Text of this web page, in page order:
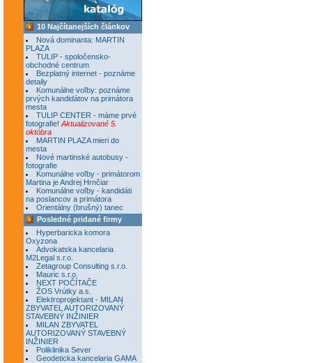
10 Najčítanejších článkov
Nová dominanta: MARTIN
PLAZA
TULIP - spoločensko-
obchodné centrum
Bezplatný internet - poznáme
detaily
Komunálne voľby: poznáme
prvých kandidátov na primátora
mesta
TULIP CENTER - máme prvé
fotografie! Aktualizované 5.
októbra
MARTIN PLAZA mieri do
mesta
Nové martinské autobusy -
fotografie
Komunálne voľby - primátorom
Martina je Andrej Hrnčiar
Komunálne voľby - kandidáti
na poslancov a primátora
Orientálny (brušný) tanec
Posledné pridané firmy
Hyperbaricka komora
Oxyzona
Advokatska kancelaria
M2Legal s.r.o.
Zetagroup Consulting s.r.o.
Mauric s.r.o.
NEXT POČÍTAČE
ŽOS Vrútky a.s.
Elektroprojektant - MILAN
ZBYVATEL AUTORIZOVANÝ
STAVEBNÝ INŽINIER
MILAN ZBYVATEL
AUTORIZOVANÝ STAVEBNÝ
INŽINIER
Poliklinika Sever
Geodeticka kancelaria GAMA